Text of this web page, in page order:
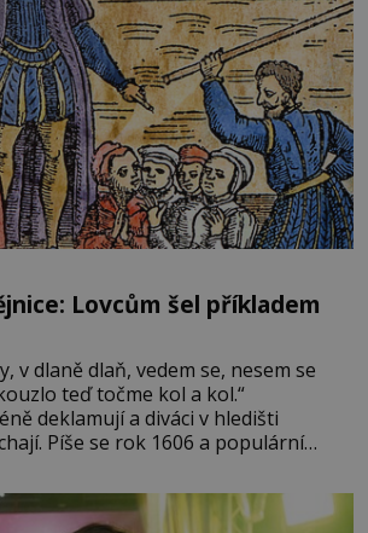
Lovcům šel příkladem
v dlaně dlaň, vedem se, nesem se
teď točme kol a kol.“
deklamují a diváci v hledišti
Píše se rok 1606 a populární
Napsal ji pro krále Jakuba I., jenž